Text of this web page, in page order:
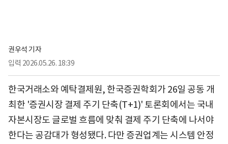
권우석 기자
입력 2026.05.26. 18:39
한국거래소와 예탁결제원, 한국증권학회가 26일 공동 개
최한 '증권시장 결제 주기 단축(T+1)' 토론회에서는 국내
자본시장도 글로벌 흐름에 맞춰 결제 주기 단축에 나서야
한다는 공감대가 형성됐다. 다만 증권업계는 시스템 안정